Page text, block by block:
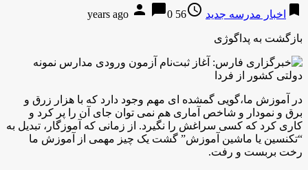
bookmark اخبار مدرسه جدید access_time
56 years ago
person chat_bubble0
بازگشت به پداگوژی
در آموزش ما،گویی گمشده ای مهم وجود دارد که با هزار زرق و
برق و نمودار و شاخص آماری هم نمی توان جای آن را پر کرد و
کاری کرد که کسی سراغش را نگیرد. از زمانی که آموزگار، تبدیل به
“تکنسین یا ماشین آموزش” گشت یک چیز مهمی از آموزش ما
رخت بربست و رفت.